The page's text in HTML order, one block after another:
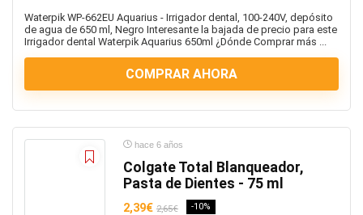
Waterpik WP-662EU Aquarius - Irrigador dental, 100-240V, depósito
de agua de 650 ml, Negro Interesante la bajada de precio para este
Irrigador dental Waterpik Aquarius 650ml ¿Dónde Comprar más ...
COMPRAR AHORA
hace 6 años
Colgate Total Blanqueador,
Pasta de Dientes - 75 ml
2,39€ 2,65€ -10%